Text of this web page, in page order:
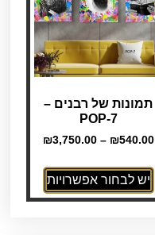
תמונות של רבנים –
POP-7
₪540.00
–
₪3,750.00
יש לבחור אפשרויות